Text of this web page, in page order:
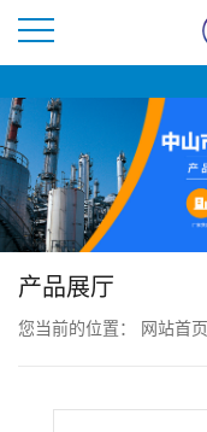
司
首
页
公
产品展厅
您当前的位置： 网站首页